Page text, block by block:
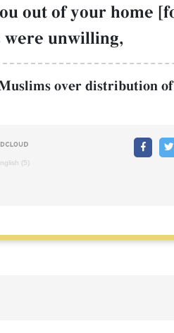
out of your home
were unwilling,
over distribution
(5)